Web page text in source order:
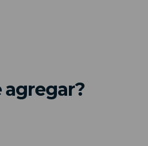
agregar?